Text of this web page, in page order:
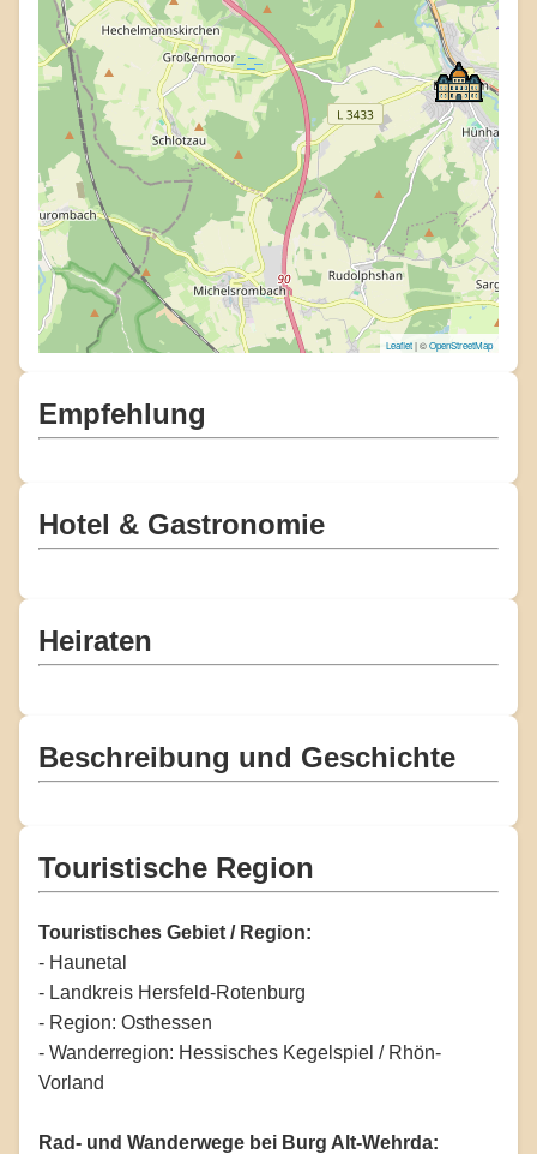
Leaflet| ©OpenStreetMap
Empfehlung
Hotel & Gastronomie
Heiraten
Beschreibung und Geschichte
Touristische Region
Touristisches Gebiet / Region:
- Haunetal
- Landkreis Hersfeld-Rotenburg
- Region: Osthessen
- Wanderregion: Hessisches Kegelspiel / Rhön-
Vorland
Rad- und Wanderwege bei Burg Alt-Wehrda: